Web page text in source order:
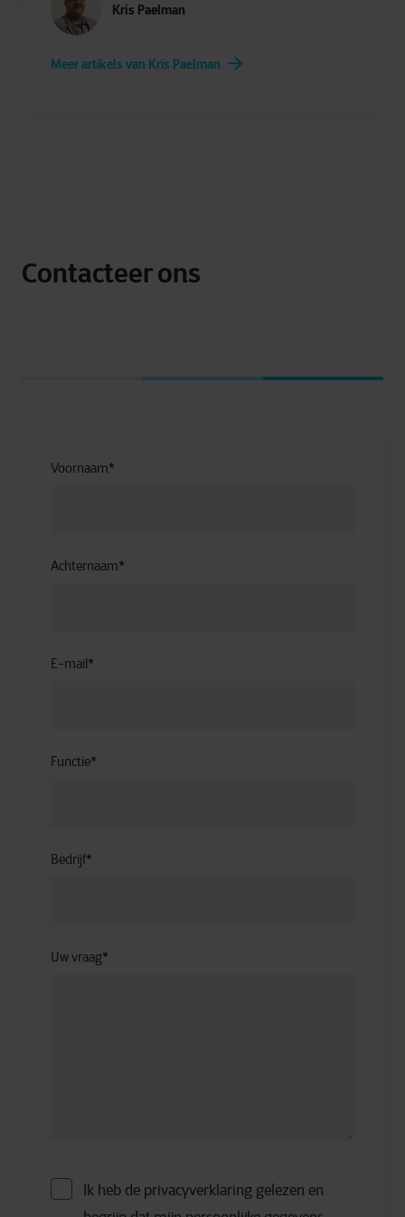
Kris Paelman
Meer artikels van Kris Paelman
Contacteer ons
Voornaam*
Achternaam*
E-mail*
Functie*
Bedrijf*
Uw vraag*
Ik heb de privacyverklaring gelezen en